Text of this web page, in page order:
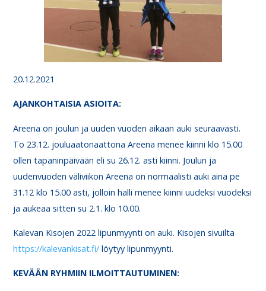
20.12.2021
AJANKOHTAISIA ASIOITA:
Areena on joulun ja uuden vuoden aikaan auki seuraavasti.
To 23.12. jouluaatonaattona Areena menee kiinni klo 15.00
ollen tapaninpäivään eli su 26.12. asti kiinni. Joulun ja
uudenvuoden väliviikon Areena on normaalisti auki aina pe
31.12 klo 15.00 asti, jolloin halli menee kiinni uudeksi vuodeksi
ja aukeaa sitten su 2.1. klo 10.00.
Kalevan Kisojen 2022 lipunmyynti on auki. Kisojen sivuilta
https://kalevankisat.fi/ löytyy lipunmyynti.
KEVÄÄN RYHMIIN ILMOITTAUTUMINEN: